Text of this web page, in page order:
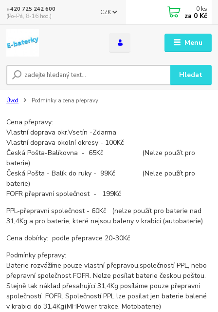
Menu
CZK
Hledat
+420 725 242 600
(Po-Pá, 8-16 hod.)
0 ks
za 0 Kč
Úvod Podmínky a cena přepravy
Cena přepravy:
Vlastní doprava okr.Vsetín -Zdarma
Vlastní doprava okolní okresy - 100Kč
Česká Pošta-Balíkovna - 65Kč (Nelze použít pro
baterie)
Česká Pošta - Balík do ruky - 99Kč (Nelze použít pro
baterie)
FOFR přepravní společnost - 199Kč
PPL-přepravní společnost - 60Kč (nelze použít pro baterie nad
31,4Kg a pro baterie, které nejsou baleny v krabici.(autobaterie)
Cena dobírky: podle přepravce 20-30Kč
Podmínky přepravy:
Baterie rozvážíme pouze vlastní přepravou,společností PPL, nebo
přepravní společnost FOFR. Nelze posílat baterie českou poštou.
Stejně tak náklad přesahující 31,4Kg posíláme pouze přepravní
společností FOFR. Společností PPL lze posílat jen baterie balené
v krabici do 31,4Kg(MHPower trakce, Motobaterie)